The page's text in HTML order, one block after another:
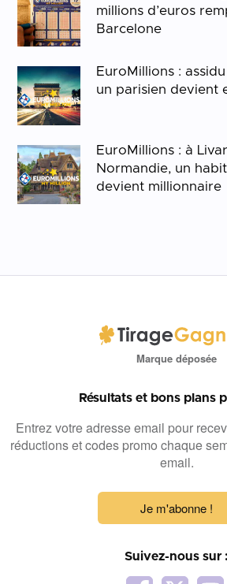
millions d’euros
Barcelone
EuroMillions :
un parisien devient
EuroMillions : à
Normandie, un
devient millionnaire
Marque déposée
Résultats et bons plans
Entrez votre adresse email pour
réductions et codes promo chaque
email.
Je m'abonne !
Suivez-nous sur :